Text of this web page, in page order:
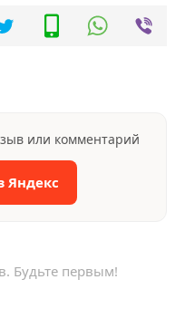
или комментарий
Яндекс
Будьте первым!